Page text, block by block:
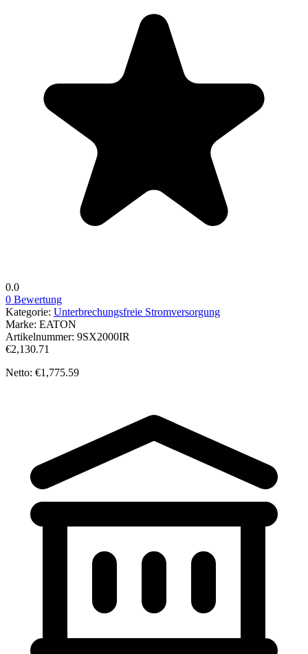
0.0
0 Bewertung
Kategorie: Unterbrechungsfreie Stromversorgung
Marke: EATON
Artikelnummer: 9SX2000IR
€2,130.71
Netto: €1,775.59